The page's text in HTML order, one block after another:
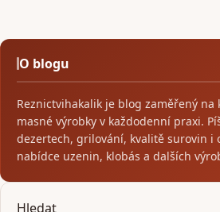
O blogu
Reznictvihakalik je blog zaměřený na
masné výrobky v každodenní praxi.
dezertech, grilování, kvalitě surovin i
nabídce uzenin, klobás a dalších
Hledat